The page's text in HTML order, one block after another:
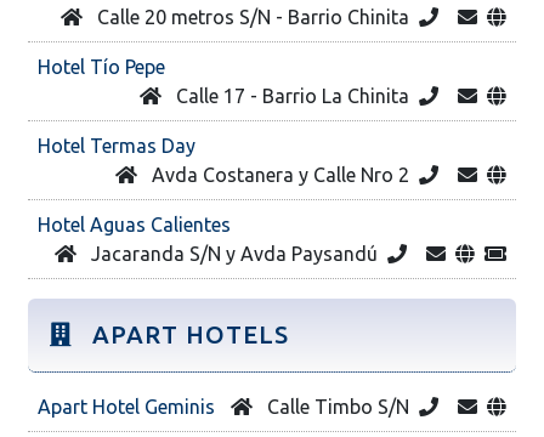
Calle 20 metros S/N - Barrio Chinita
Hotel Tío Pepe
Calle 17 - Barrio La Chinita
Hotel Termas Day
Avda Costanera y Calle Nro 2
Hotel Aguas Calientes
Jacaranda S/N y Avda Paysandú
APART HOTELS
Apart Hotel Geminis Calle Timbo S/N